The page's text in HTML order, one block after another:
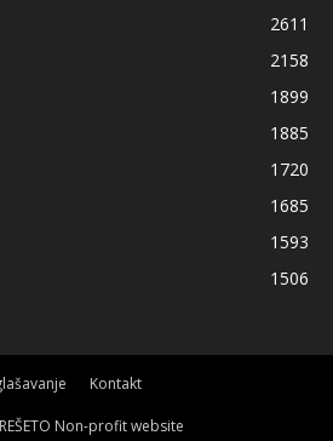
2611
2158
1899
1885
1720
1685
1593
1506
Kontakt
Non-profit website